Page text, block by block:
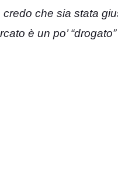
che sia stata
è un po’